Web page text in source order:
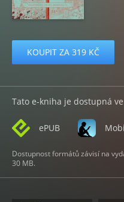
KOUPIT ZA 319 KČ
Tato e-kniha je dostupná
ePUB Mobi
Dostupnost formátů závisí na
30 MB.